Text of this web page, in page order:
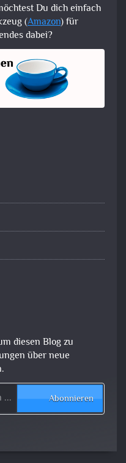
Du dich einfach
(Amazon) für
dabei?
diesen Blog zu
über neue
Abonnieren